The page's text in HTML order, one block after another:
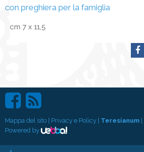
con preghiera per la famiglia
cm 7 x 11,5
Mappa del sito Privacy e Policy Teresianum
Powered by